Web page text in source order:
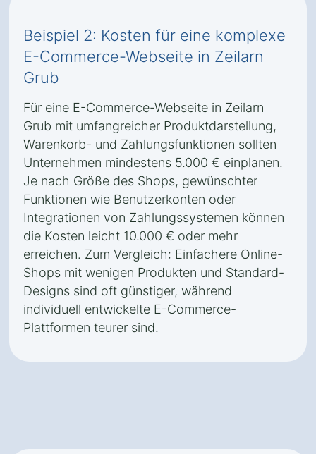
Beispiel 2: Kosten für eine komplexe
E-Commerce-Webseite in Zeilarn
Grub
Für eine E-Commerce-Webseite in Zeilarn
Grub mit umfangreicher Produktdarstellung,
Warenkorb- und Zahlungsfunktionen sollten
Unternehmen mindestens 5.000 € einplanen.
Je nach Größe des Shops, gewünschter
Funktionen wie Benutzerkonten oder
Integrationen von Zahlungssystemen können
die Kosten leicht 10.000 € oder mehr
erreichen. Zum Vergleich: Einfachere Online-
Shops mit wenigen Produkten und Standard-
Designs sind oft günstiger, während
individuell entwickelte E-Commerce-
Plattformen teurer sind.